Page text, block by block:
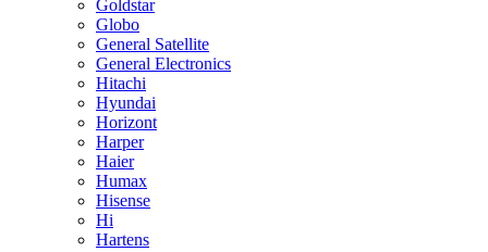
Goldstar
Globo
General Satellite
General Electronics
Hitachi
Hyundai
Horizont
Harper
Haier
Humax
Hisense
Hi
Hartens